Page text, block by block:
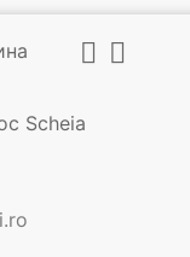
 
Scheia